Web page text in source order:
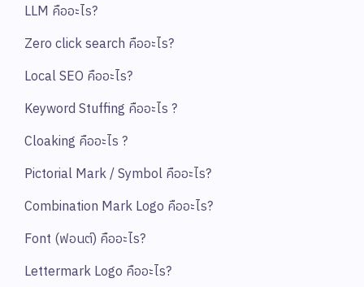
LLM คืออะไร?
Zero click search คืออะไร?
Local SEO คืออะไร?
Keyword Stuffing คืออะไร ?
Cloaking คืออะไร ?
Pictorial Mark / Symbol คืออะไร?
Combination Mark Logo คืออะไร?
Font (ฟอนต์) คืออะไร?
Lettermark Logo คืออะไร?